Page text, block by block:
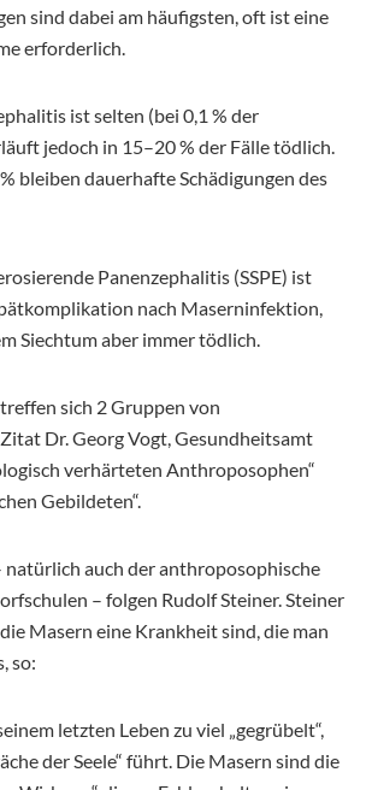
sind dabei am häufigsten, oft ist eine
erforderlich.
ist selten (bei 0,1 % der
jedoch in 15–20 % der Fälle tödlich.
bleiben dauerhafte Schädigungen des
Panenzephalitis (SSPE) ist
nach Maserninfektion,
Siechtum aber immer tödlich.
sich 2 Gruppen von
Dr. Georg Vogt, Gesundheitsamt
verhärteten Anthroposophen“
Gebildeten“.
auch der anthroposophische
– folgen Rudolf Steiner. Steiner
Masern eine Krankheit sind, die man
so:
letzten Leben zu viel „gegrübelt“,
der Seele“ führt. Die Masern sind die